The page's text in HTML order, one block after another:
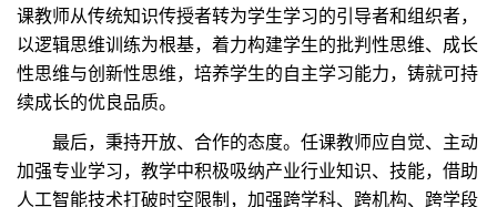
课教师从传统知识传授者转为学生学习的引导者和组织者，
以逻辑思维训练为根基，着力构建学生的批判性思维、成长
性思维与创新性思维，培养学生的自主学习能力，铸就可持
续成长的优良品质。
最后，秉持开放、合作的态度。任课教师应自觉、主动
加强专业学习，教学中积极吸纳产业行业知识、技能，借助
人工智能技术打破时空限制，加强跨学科、跨机构、跨学段